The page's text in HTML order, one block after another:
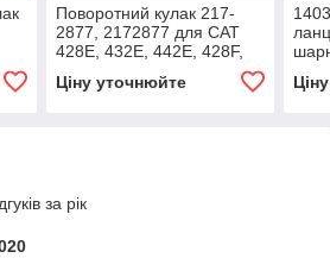
Поворотний кулак 217-
2877, 2172877 для CAT
428E, 432E, 442E, 428F,
Ціну уточнюйте
за рік